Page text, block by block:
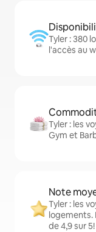
Tyler : 380
l'accès au
Tyler : les
Gym et
Note
Tyler : les
logements.
de 4,9 sur 5!